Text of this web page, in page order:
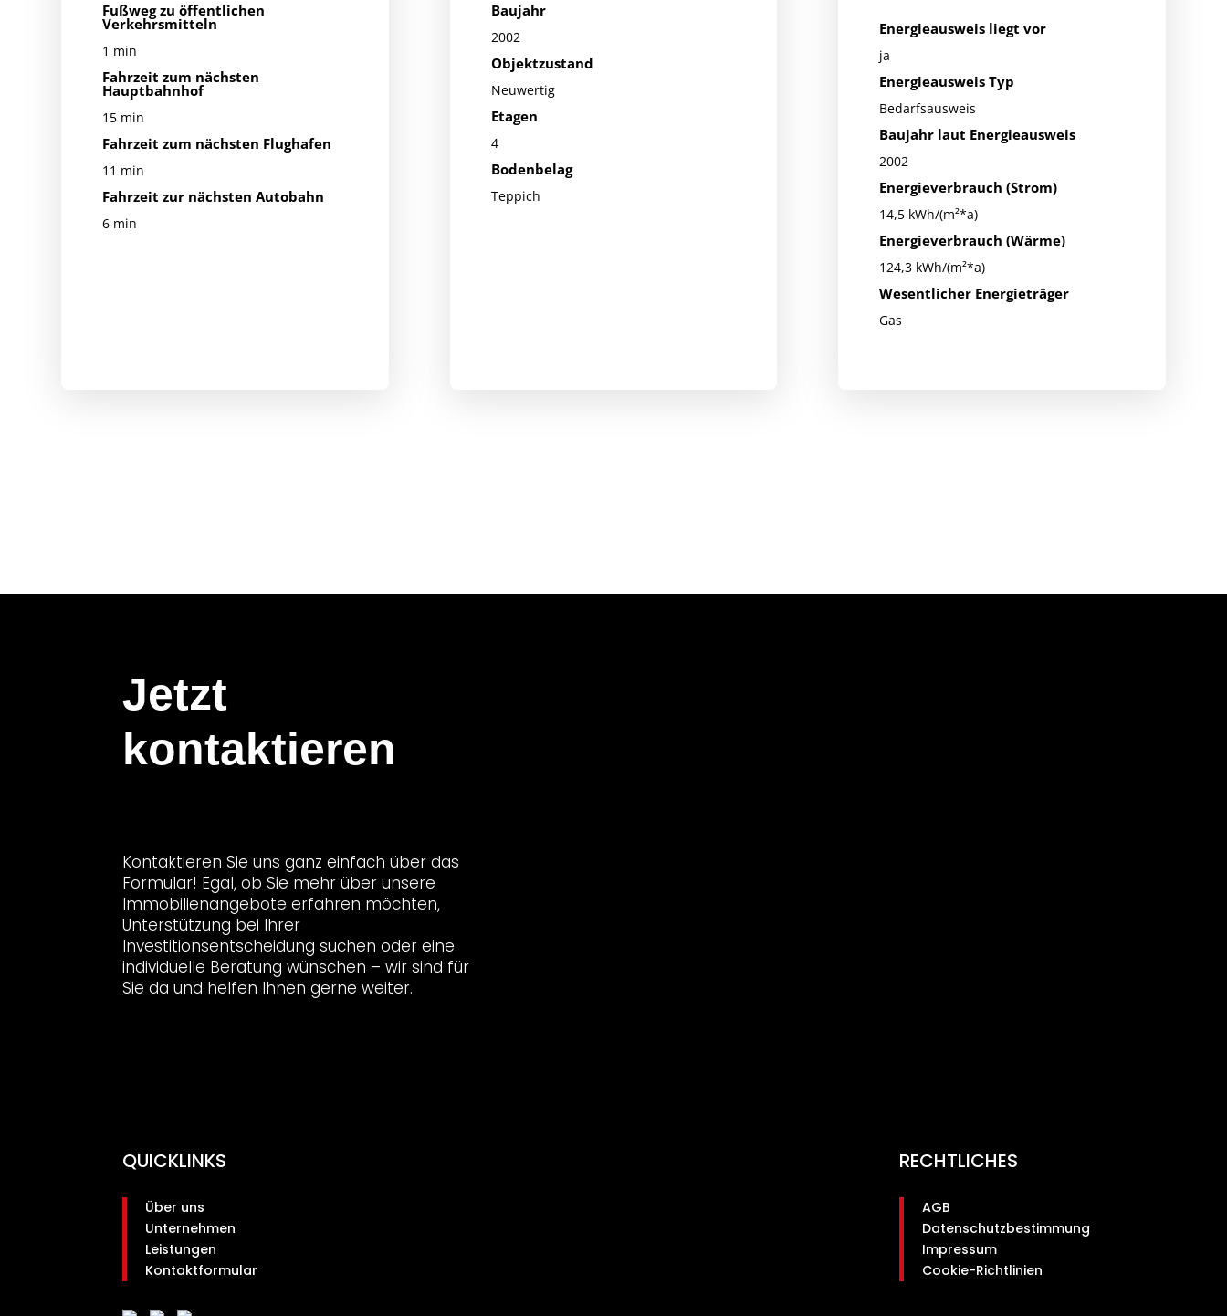
Fußweg zu öffentlichen
Verkehrsmitteln
1 min
Fahrzeit zum nächsten
Hauptbahnhof
15 min
Fahrzeit zum nächsten Flughafen
11 min
Fahrzeit zur nächsten Autobahn
6 min
Baujahr
2002
Objektzustand
Neuwertig
Etagen
4
Bodenbelag
Teppich
Energieausweis liegt vor
ja
Energieausweis Typ
Bedarfsausweis
Baujahr laut Energieausweis
2002
Energieverbrauch (Strom)
14,5 kWh/(m²*a)
Energieverbrauch (Wärme)
124,3 kWh/(m²*a)
Wesentlicher Energieträger
Gas
Jetzt
kontaktieren
Kontaktieren Sie uns ganz einfach über das
Formular! Egal, ob Sie mehr über unsere
Immobilienangebote erfahren möchten,
Unterstützung bei Ihrer
Investitionsentscheidung suchen oder eine
individuelle Beratung wünschen – wir sind für
Sie da und helfen Ihnen gerne weiter.
QUICKLINKS
Über uns
Unternehmen
Leistungen
Kontaktformular
RECHTLICHES
AGB
Datenschutzbestimmung
Impressum
Cookie-Richtlinien